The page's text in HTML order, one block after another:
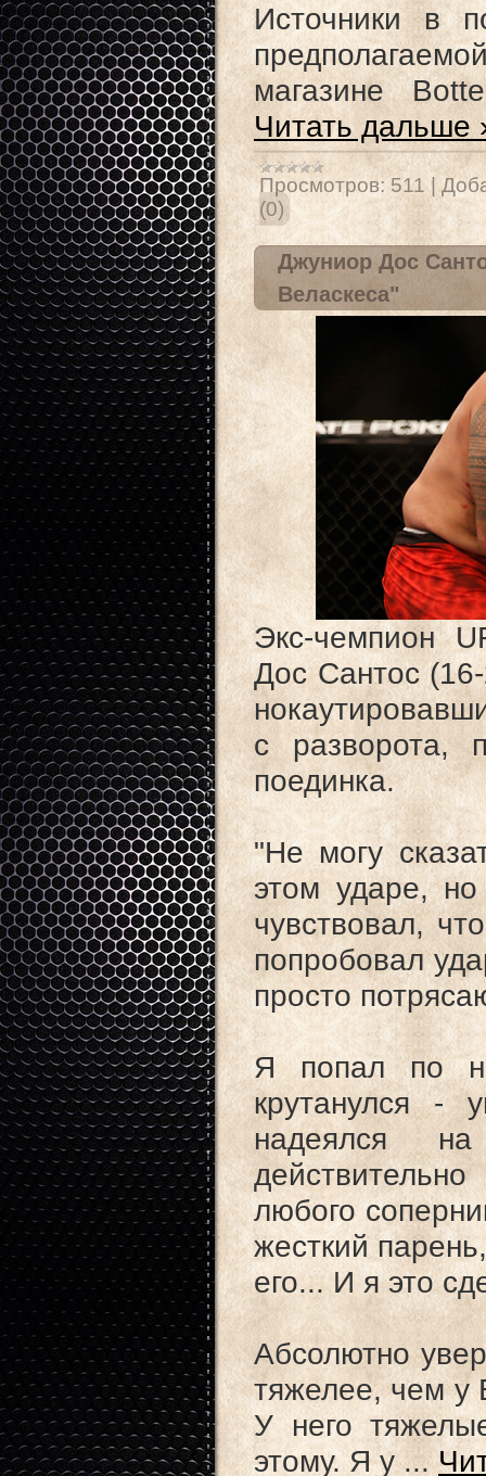
Источники в
магазине
Читать дальше
Просмотров: 511 |
(0)
Джуниор Дос
Веласкеса"
Экс-чемпион
Дос Сантос
с разворота,
поединка.
"Не могу
этом ударе,
чувствовал,
попробовал
просто
Я попал по
крутанулся -
надеялся
любого
жесткий
его... И я это
Абсолютно
тяжелее, чем у
У него
этому. Я у...